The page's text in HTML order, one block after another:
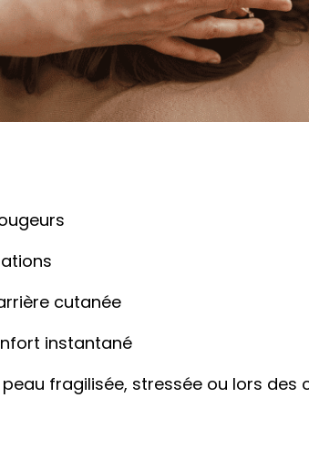
cutanée
instantané
fragilisée, stressée ou lors des